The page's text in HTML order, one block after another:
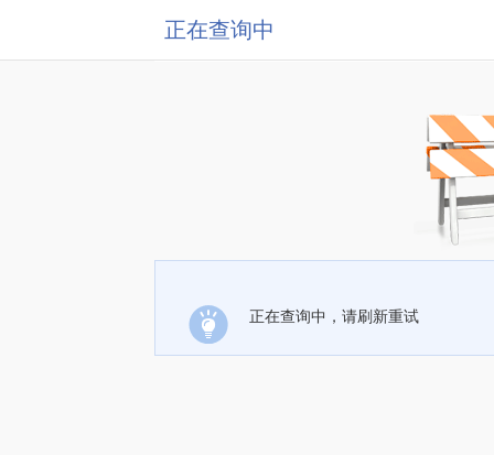
正在查询中
正在查询中，请刷新重试